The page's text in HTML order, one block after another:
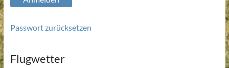
Passwort zurücksetzen
Flugwetter